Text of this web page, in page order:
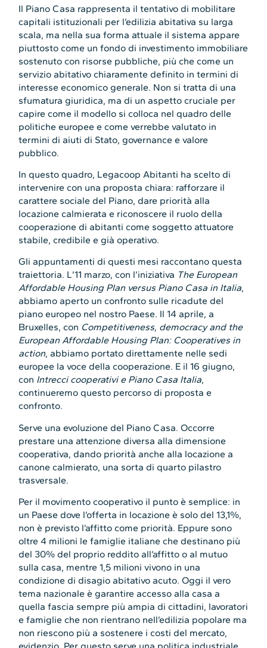
Il Piano Casa rappresenta il tentativo di mobilitare
capitali istituzionali per l’edilizia abitativa su larga
scala, ma nella sua forma attuale il sistema appare
piuttosto come un fondo di investimento immobiliare
sostenuto con risorse pubbliche, più che come un
servizio abitativo chiaramente definito in termini di
interesse economico generale. Non si tratta di una
sfumatura giuridica, ma di un aspetto cruciale per
capire come il modello si colloca nel quadro delle
politiche europee e come verrebbe valutato in
termini di aiuti di Stato, governance e valore
pubblico.
In questo quadro, Legacoop Abitanti ha scelto di
intervenire con una proposta chiara: rafforzare il
carattere sociale del Piano, dare priorità alla
locazione calmierata e riconoscere il ruolo della
cooperazione di abitanti come soggetto attuatore
stabile, credibile e già operativo.
Gli appuntamenti di questi mesi raccontano questa
traiettoria. L’11 marzo, con l’iniziativa The European
Affordable Housing Plan versus Piano Casa in Italia,
abbiamo aperto un confronto sulle ricadute del
piano europeo nel nostro Paese. Il 14 aprile, a
Bruxelles, con Competitiveness, democracy and the
European Affordable Housing Plan: Cooperatives in
action, abbiamo portato direttamente nelle sedi
europee la voce della cooperazione. E il 16 giugno,
con Intrecci cooperativi e Piano Casa Italia,
continueremo questo percorso di proposta e
confronto.
Serve una evoluzione del Piano Casa. Occorre
prestare una attenzione diversa alla dimensione
cooperativa, dando priorità anche alla locazione a
canone calmierato, una sorta di quarto pilastro
trasversale.
Per il movimento cooperativo il punto è semplice: in
un Paese dove l’offerta in locazione è solo del 13,1%,
non è previsto l’affitto come priorità. Eppure sono
oltre 4 milioni le famiglie italiane che destinano più
del 30% del proprio reddito all’affitto o al mutuo
sulla casa, mentre 1,5 milioni vivono in una
condizione di disagio abitativo acuto. Oggi il vero
tema nazionale è garantire accesso alla casa a
quella fascia sempre più ampia di cittadini, lavoratori
e famiglie che non rientrano nell’edilizia popolare ma
non riescono più a sostenere i costi del mercato,